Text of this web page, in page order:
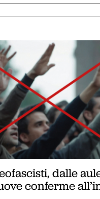
dalle
conferme